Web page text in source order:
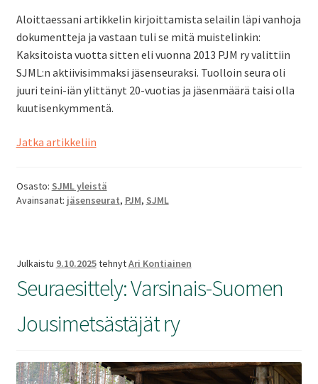
Aloittaessani artikkelin kirjoittamista selailin läpi vanhoja
dokumentteja ja vastaan tuli se mitä muistelinkin:
Kaksitoista vuotta sitten eli vuonna 2013 PJM ry valittiin
SJML:n aktiivisimmaksi jäsenseuraksi. Tuolloin seura oli
juuri teini-iän ylittänyt 20-vuotias ja jäsenmäärä taisi olla
kuutisenkymmentä.
Jatka artikkeliinSeuraesittely:
ry
Osasto: SJML yleistä
Avainsanat: jäsenseurat, PJM, SJML
Julkaistu 9.10.2025tehnytAri Kontiainen
Seuraesittely: Varsinais-Suomen
Jousimetsästäjät ry